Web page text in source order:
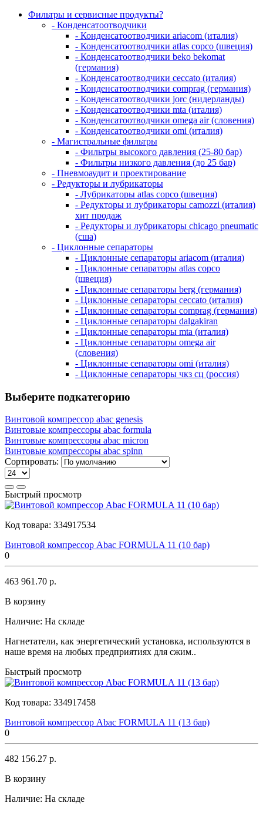
Фильтры и сервисные продукты?
- Конденсатоотводчики
- Конденсатоотводчики ariacom (италия)
- Конденсатоотводчики atlas copco (швеция)
- Конденсатоотводчики beko bekomat
(германия)
- Конденсатоотводчики ceccato (италия)
- Конденсатоотводчики comprag (германия)
- Конденсатоотводчики jorc (нидерланды)
- Конденсатоотводчики mta (италия)
- Конденсатоотводчики omega air (словения)
- Конденсатоотводчики omi (италия)
- Магистральные фильтры
- Фильтры высокого давления (25-80 бар)
- Фильтры низкого давления (до 25 бар)
- Пневмоаудит и проектирование
- Редукторы и лубрикаторы
- Лубрикаторы atlas copco (швеция)
- Редукторы и лубрикаторы camozzi (италия)
хит продаж
- Редукторы и лубрикаторы chicago pneumatic
(сша)
- Циклонные сепараторы
- Циклонные сепараторы ariacom (италия)
- Циклонные сепараторы atlas copco
(швеция)
- Циклонные сепараторы berg (германия)
- Циклонные сепараторы ceccato (италия)
- Циклонные сепараторы comprag (германия)
- Циклонные сепараторы dalgakiran
- Циклонные сепараторы mta (италия)
- Циклонные сепараторы omega air
(словения)
- Циклонные сепараторы omi (италия)
- Циклонные сепараторы чкз сц (россия)
Выберите подкатегорию
Винтовой компрессор abac genesis
Винтовые компрессоры abac formula
Винтовые компрессоры abac micron
Винтовые компрессоры abac spinn
Сортировать:
Быстрый просмотр
Код товара: 334917534
Винтовой компрессор Abac FORMULA 11 (10 бар)
0
463 961.70 р.
В корзину
Наличие: На складе
Нагнетатели, как энергетический установка, используются в
наше время на любых предприятиях для сжим..
Быстрый просмотр
Код товара: 334917458
Винтовой компрессор Abac FORMULA 11 (13 бар)
0
482 156.27 р.
В корзину
Наличие: На складе